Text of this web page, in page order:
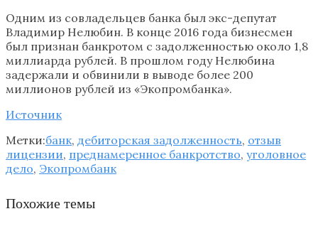
Одним из совладельцев банка был экс-депутат
Владимир Нелюбин. В конце 2016 года бизнесмен
был признан банкротом с задолженностью около 1,8
миллиарда рублей. В прошлом году Нелюбина
задержали и обвинили в выводе более 200
миллионов рублей из «Экопромбанка».
Источник
Метки:банк, дебиторская задолженность, отзыв
лицензии, преднамеренное банкротство, уголовное
дело, Экопромбанк
Похожие темы